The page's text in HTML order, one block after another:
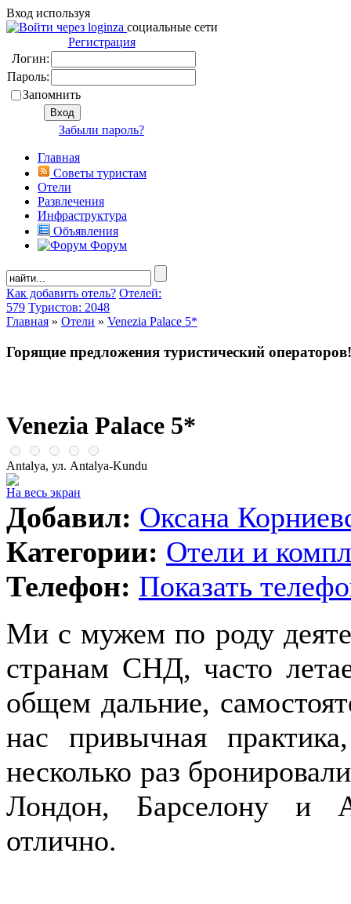
Вход используя
социальные сети
Регистрация
Логин:
Пароль:
Запомнить
Забыли пароль?
Главная
Советы туристам
Отели
Развлечения
Инфраструктура
Объявления
Форум
Как добавить отель? Отелей:
579 Туристов: 2048
Главная » Отели » Venezia Palace 5*
Горящие предложения туристический операторов!
Venezia Palace 5*
Antalya, ул. Antalya-Kundu
На весь экран
Добавил: Оксана
Категории: Отели и
Телефон: Показать
Ми с мужем по роду
странам СНД, часто
общем дальние,
нас привычная
несколько раз
Лондон, Барселону и
отлично.